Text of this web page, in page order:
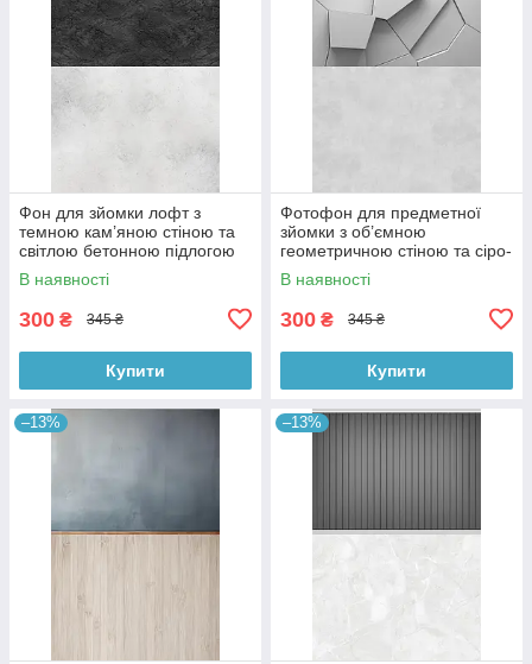
Фон для зйомки лофт з
темною кам’яною стіною та
світлою бетонною підлогою
60×90 см, №57331
В наявності
300 ₴ 345 ₴
Купити
Фотофон для предметної
зйомки з об’ємною
геометричною стіною та сіро-
бетонною підлогою 60×90
см, №57397
В наявності
300 ₴ 345 ₴
Купити
–13% –13%